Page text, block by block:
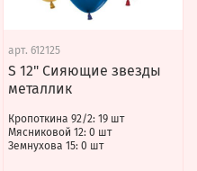
арт. 612125
S 12" Сияющие звезды
металлик
Кропоткина 92/2: 19 шт
Мясниковой 12: 0 шт
Земнухова 15: 0 шт